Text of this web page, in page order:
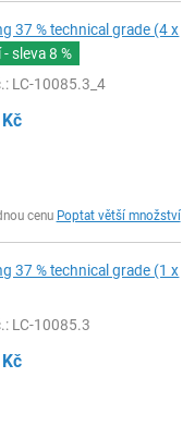
37 % technical grade (4 x
sleva8 %
: LC-10085.3_4
Kč
cenu Poptat větší množství
37 % technical grade (1 x
: LC-10085.3
Kč